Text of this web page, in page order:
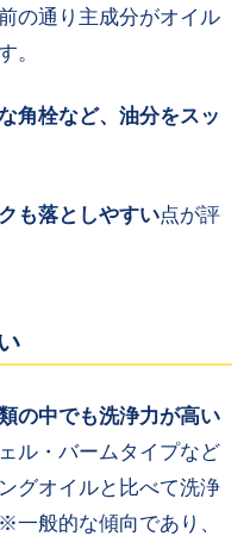
の通り主成分がオイル
。
角栓など、油分をスッ
も落としやすい点が評
の中でも洗浄力が高い
ル・バームタイプなど
グオイルと比べて洗浄
般的な傾向であり、